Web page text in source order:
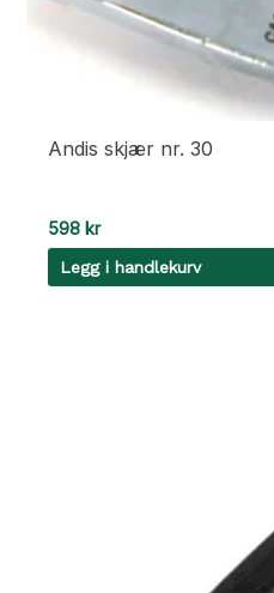
Andis skjær nr. 30
598 kr
Legg i handlekurv